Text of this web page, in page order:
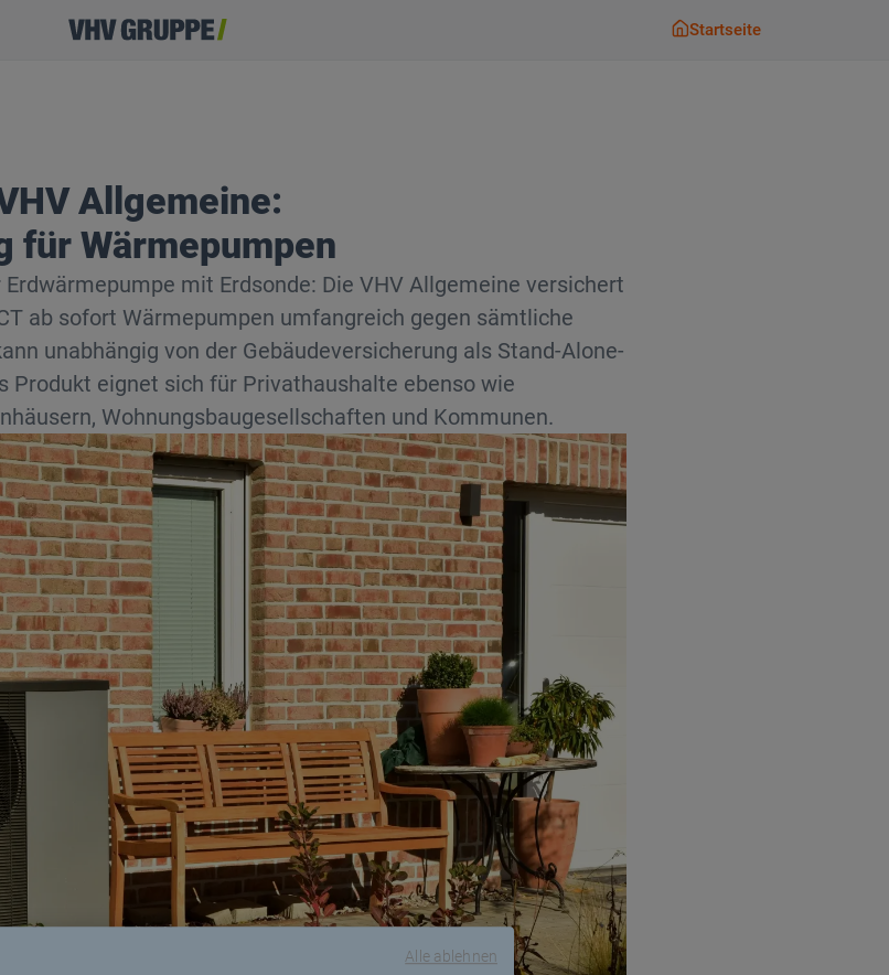
Startseite
Startseite
Allgemeine:
für Wärmepumpen
mit Erdsonde: Die VHV Allgemeine versichert
ab sofort Wärmepumpen umfangreich gegen sämtliche
unabhängig von der Gebäudeversicherung als Stand-Alone-
Produkt eignet sich für Privathaushalte ebenso wie
Wohnungsbaugesellschaften und Kommunen.
Alle ablehnen